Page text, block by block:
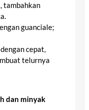
tambahkan
guanciale;
cepat,
telurnya
dan minyak